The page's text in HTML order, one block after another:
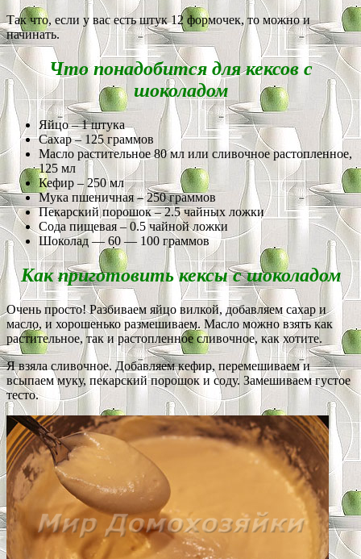
Так что, если у вас есть штук 12 формочек, то можно и
начинать.
Что понадобится для кексов с
шоколадом
Яйцо – 1 штука
Сахар – 125 граммов
Масло растительное 80 мл или сливочное растопленное,
125 мл
Кефир – 250 мл
Мука пшеничная – 250 граммов
Пекарский порошок – 2.5 чайных ложки
Сода пищевая – 0.5 чайной ложки
Шоколад — 60 — 100 граммов
Как приготовить кексы с шоколадом
Очень просто! Разбиваем яйцо вилкой, добавляем сахар и
масло, и хорошенько размешиваем. Масло можно взять как
растительное, так и растопленное сливочное, как хотите.
Я взяла сливочное. Добавляем кефир, перемешиваем и
всыпаем муку, пекарский порошок и соду. Замешиваем густое
тесто.